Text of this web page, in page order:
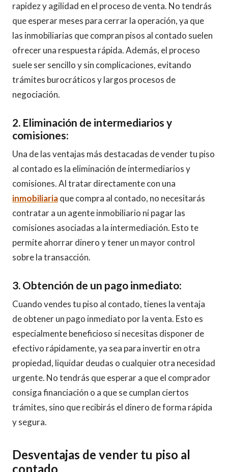
rapidez y agilidad en el proceso de venta. No tendrás
que esperar meses para cerrar la operación, ya que
las inmobiliarias que compran pisos al contado suelen
ofrecer una respuesta rápida. Además, el proceso
suele ser sencillo y sin complicaciones, evitando
trámites burocráticos y largos procesos de
negociación.
2. Eliminación de intermediarios y
comisiones:
Una de las ventajas más destacadas de vender tu piso
al contado es la eliminación de intermediarios y
comisiones. Al tratar directamente con una
inmobiliariaque compra al contado, no necesitarás
contratar a un agente inmobiliario ni pagar las
comisiones asociadas a la intermediación. Esto te
permite ahorrar dinero y tener un mayor control
sobre la transacción.
3. Obtención de un pago inmediato:
Cuando vendes tu piso al contado, tienes la ventaja
de obtener un pago inmediato por la venta. Esto es
especialmente beneficioso si necesitas disponer de
efectivo rápidamente, ya sea para invertir en otra
propiedad, liquidar deudas o cualquier otra necesidad
urgente. No tendrás que esperar a que el comprador
consiga financiación o a que se cumplan ciertos
trámites, sino que recibirás el dinero de forma rápida
y segura.
Desventajas de vender tu piso al
contado